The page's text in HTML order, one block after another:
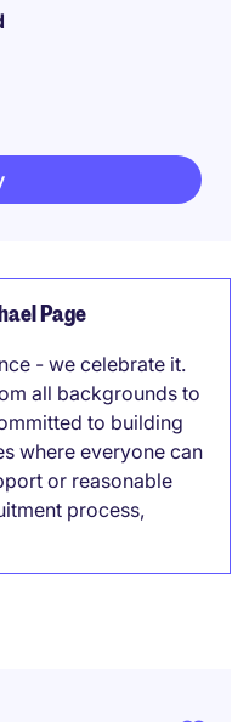
Page
- we celebrate it.
all backgrounds to
to building
where everyone can
or reasonable
process,